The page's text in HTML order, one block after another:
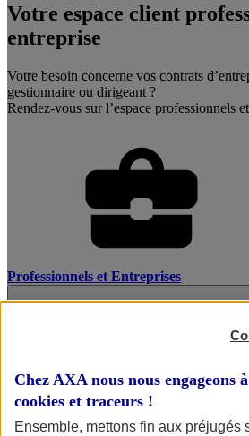
Votre espace client
entreprise
Votre besoin concerne vos contrats
gestionnaire ou dirigeant ?
Rendez-vous sur l’espace professionnels
Professionnels et Entreprises
Chez AXA nous nous engageons
cookies et traceurs !
Ensemble, mettons fin aux